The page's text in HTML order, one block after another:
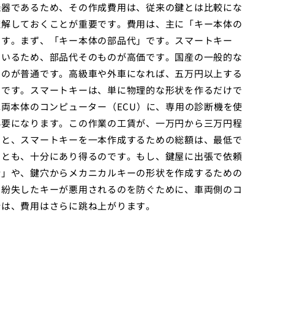
であるため、その作成費用は、従来の鍵とは比較にな
しておくことが重要です。費用は、主に「キー本体の
。まず、「キー本体の部品代」です。スマートキー
るため、部品代そのものが高価です。国産の一般的な
が普通です。高級車や外車になれば、五万円以上する
す。スマートキーは、単に物理的な形状を作るだけで
本体のコンピューター（ECU）に、専用の診断機を使
になります。この作業の工賃が、一万円から三万円程
、スマートキーを一本作成するための総額は、最低で
も、十分にあり得るのです。もし、鍵屋に出張で依頼
や、鍵穴からメカニカルキーの形状を作成するための
失したキーが悪用されるのを防ぐために、車両側のコ
、費用はさらに跳ね上がります。